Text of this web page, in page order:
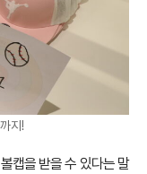
지!
캡을 받을 수 있다는 말